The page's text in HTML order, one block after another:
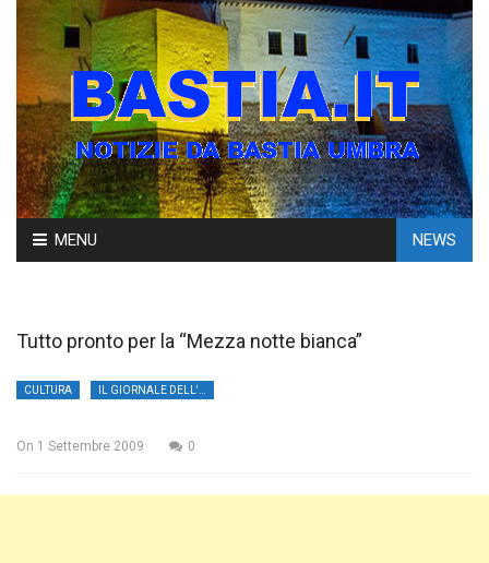
Skip
to
MENU NEWS
Tutto pronto per la “Mezza notte bianca”
CULTURA
On 1 Settembre 2009 0